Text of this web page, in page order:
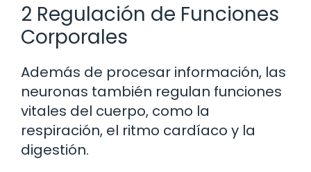
2 Regulación de Funciones
Corporales
Además de procesar información, las
neuronas también regulan funciones
vitales del cuerpo, como la
respiración, el ritmo cardíaco y la
digestión.